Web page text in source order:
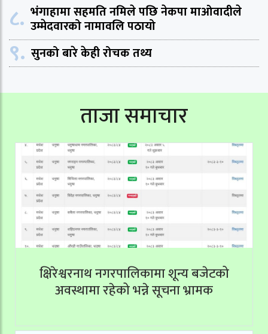
८. भंगाहामा सहमति नमिले पछि नेकपा माओवादीले
उम्मेदवारको नामावलि पठायो
९. सुनको बारे केही रोचक तथ्य
ताजा समाचार
क्षिरेश्वरनाथ नगरपालिकामा शून्य बजेटको
अवस्थामा रहेको भन्ने सूचना भ्रामक